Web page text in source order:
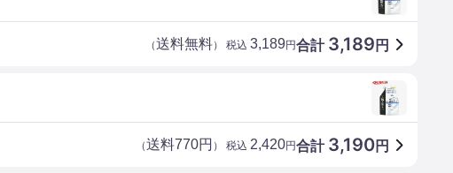
合計 3,189 円
（送料無料） 税込 3,189円
合計 3,190円
（送料770円 ） 税込 2,420円